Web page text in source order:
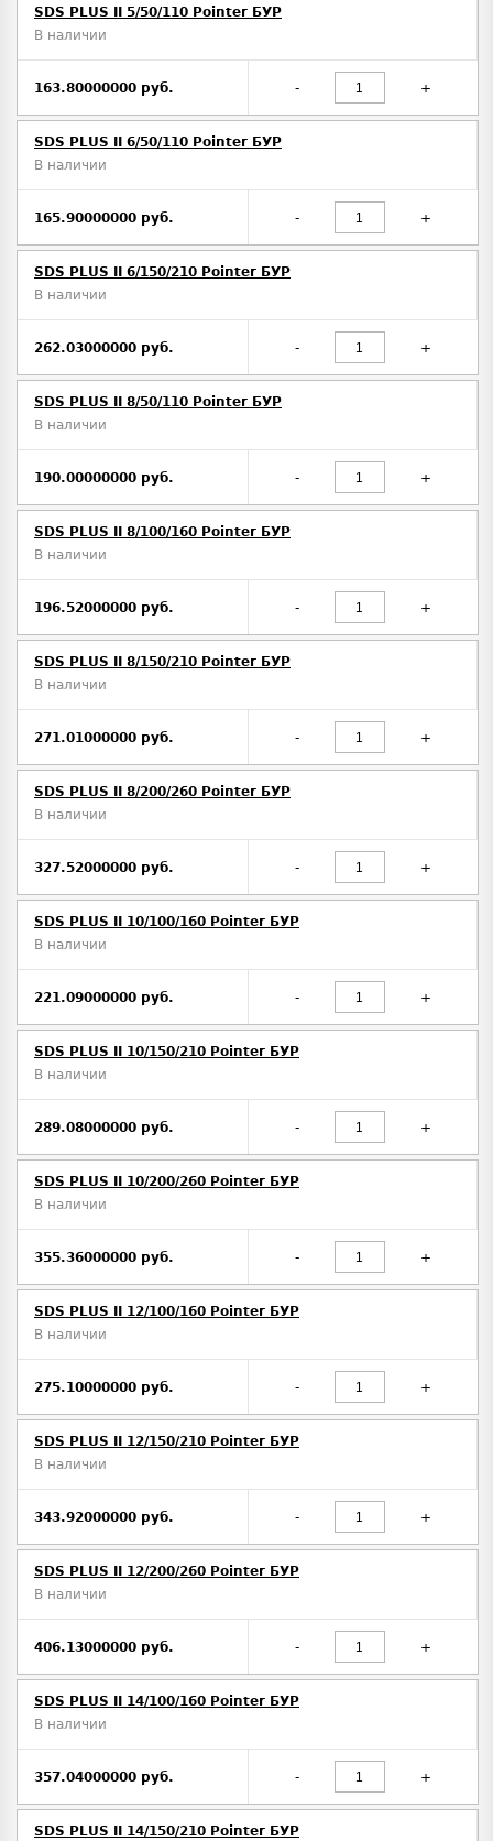
SDS PLUS II 5/50/110 Pointer БУР
В наличии
163.80000000 руб. - +
SDS PLUS II 6/50/110 Pointer БУР
В наличии
165.90000000 руб. - +
SDS PLUS II 6/150/210 Pointer БУР
В наличии
262.03000000 руб. - +
SDS PLUS II 8/50/110 Pointer БУР
В наличии
190.00000000 руб. - +
SDS PLUS II 8/100/160 Pointer БУР
В наличии
196.52000000 руб. - +
SDS PLUS II 8/150/210 Pointer БУР
В наличии
271.01000000 руб. - +
SDS PLUS II 8/200/260 Pointer БУР
В наличии
327.52000000 руб. - +
SDS PLUS II 10/100/160 Pointer БУР
В наличии
221.09000000 руб. - +
SDS PLUS II 10/150/210 Pointer БУР
В наличии
289.08000000 руб. - +
SDS PLUS II 10/200/260 Pointer БУР
В наличии
355.36000000 руб. - +
SDS PLUS II 12/100/160 Pointer БУР
В наличии
275.10000000 руб. - +
SDS PLUS II 12/150/210 Pointer БУР
В наличии
343.92000000 руб. - +
SDS PLUS II 12/200/260 Pointer БУР
В наличии
406.13000000 руб. - +
SDS PLUS II 14/100/160 Pointer БУР
В наличии
357.04000000 руб. - +
SDS PLUS II 14/150/210 Pointer БУР